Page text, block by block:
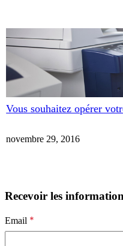
Vous souhaitez opérer
novembre 29, 2016
Recevoir les
Email *